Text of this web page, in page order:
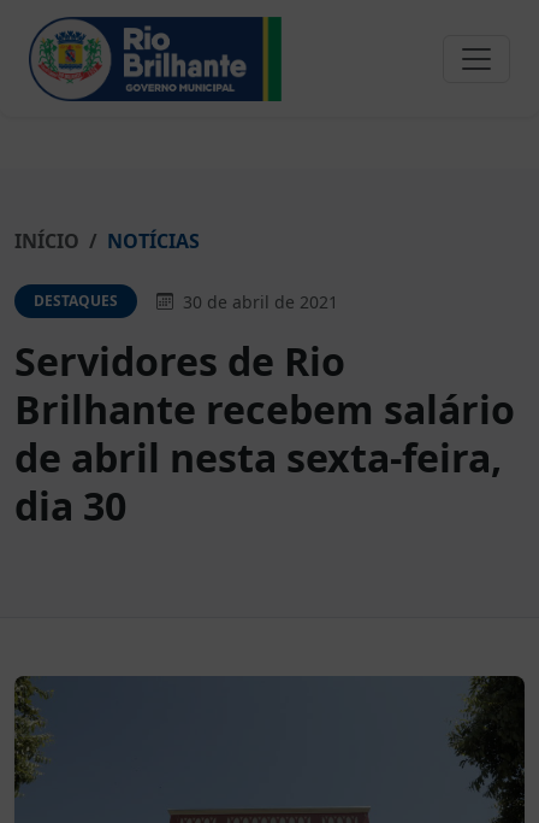
INÍCIO NOTÍCIAS
DESTAQUES 30 de abril de 2021
Servidores de Rio
Brilhante recebem salário
de abril nesta sexta-feira,
dia 30